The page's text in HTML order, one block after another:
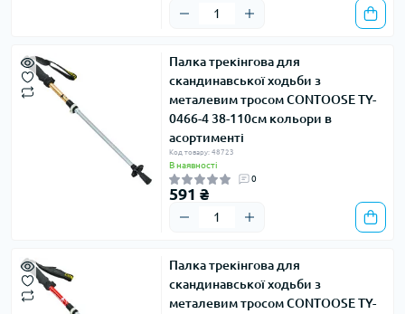
Палка трекінгова для
скандинавської ходьби з
металевим тросом CONTOOSE TY-
0466-4 38-110см кольори в
асортименті
Код товару: 48723
В наявності
0
591 ₴
Палка трекінгова для
скандинавської ходьби з
металевим тросом CONTOOSE TY-